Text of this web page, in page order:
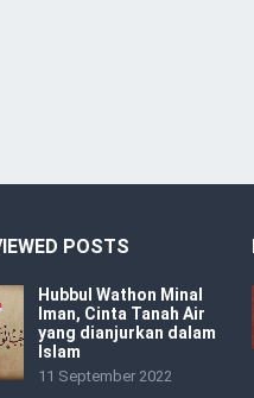
POSTS
Hubbul Wathon Minal
Iman, Cinta Tanah Air
yang dianjurkan dalam
Islam
11 September 2022